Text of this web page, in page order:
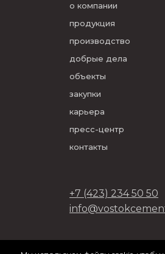
о компании
продукция
производство
добрые дела
объекты
закупки
карьера
пресс-центр
контакты
+7 (423) 234 50 50